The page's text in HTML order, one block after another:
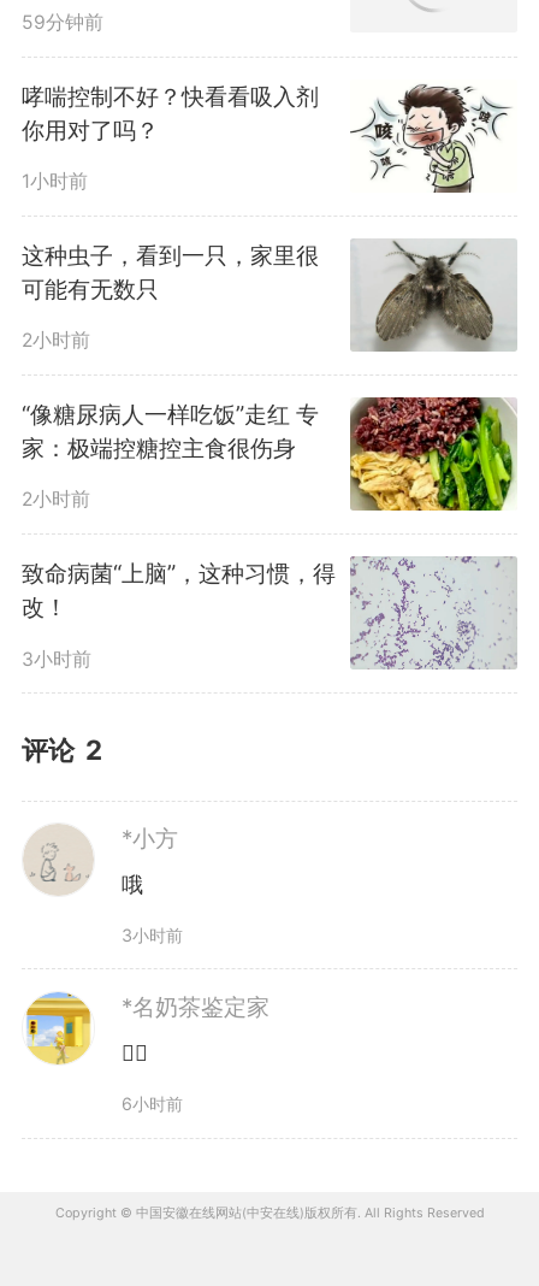
59分钟前
哮喘控制不好？快看看吸入剂
你用对了吗？
1小时前
这种虫子，看到一只，家里很
可能有无数只
2小时前
“像糖尿病人一样吃饭”走红 专
家：极端控糖控主食很伤身
2小时前
致命病菌“上脑”，这种习惯，得
改！
3小时前
评论 2
*小方
哦
3小时前
*名奶茶鉴定家
👍🏻
6小时前
Copyright © 中国安徽在线网站(中安在线)版权所有. All Rights Reserved